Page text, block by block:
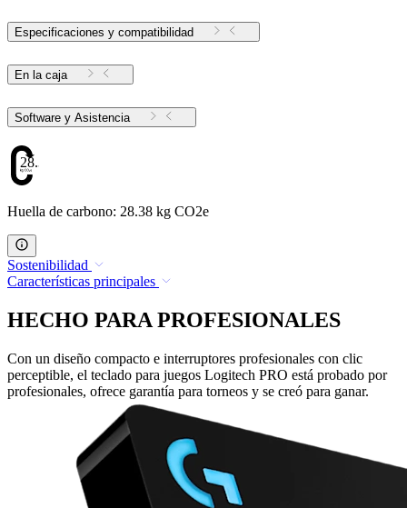
Especificaciones y compatibilidad
En la caja
Software y Asistencia
28.38
Huella de carbono: 28.38 kg CO2e
Sostenibilidad
Características principales
HECHO PARA PROFESIONALES
Con un diseño compacto e interruptores profesionales con clic
perceptible, el teclado para juegos Logitech PRO está probado por
profesionales, ofrece garantía para torneos y se creó para ganar.